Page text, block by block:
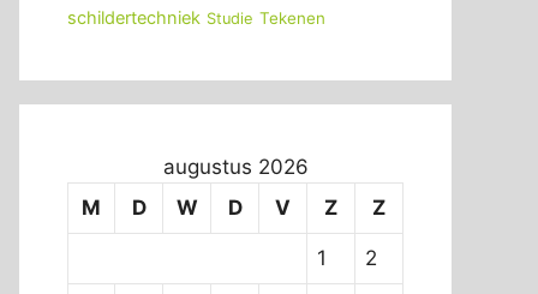
schildertechniek Studie Tekenen
augustus 2026
M
D W D V Z Z
1 2